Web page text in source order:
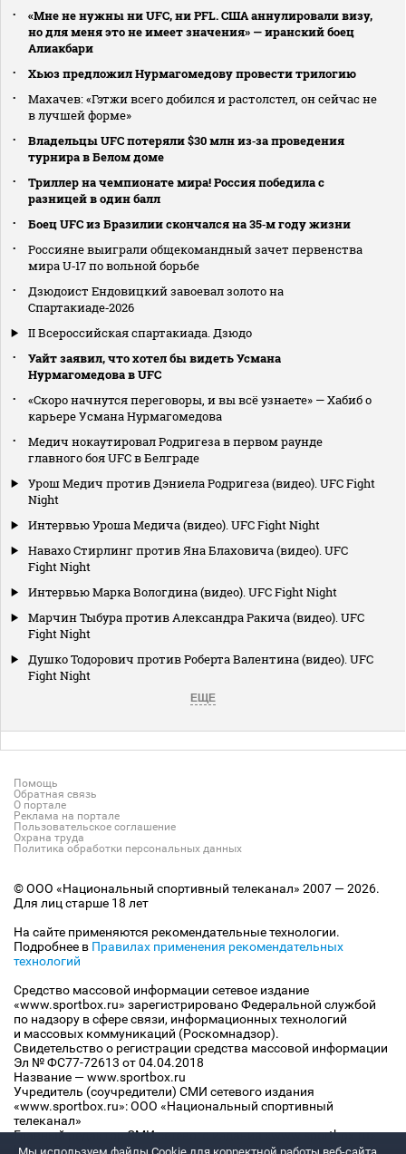
«Мне не нужны ни UFC, ни PFL. США аннулировали визу,
но для меня это не имеет значения» — иранский боец
Алиакбари
Хьюз предложил Нурмагомедову провести трилогию
Махачев: «Гэтжи всего добился и растолстел, он сейчас не
в лучшей форме»
Владельцы UFC потеряли $30 млн из‑за проведения
турнира в Белом доме
Триллер на чемпионате мира! Россия победила с
разницей в один балл
Боец UFC из Бразилии скончался на 35‑м году жизни
Россияне выиграли общекомандный зачет первенства
мира U‑17 по вольной борьбе
Дзюдоист Ендовицкий завоевал золото на
Спартакиаде‑2026
II Всероссийская спартакиада. Дзюдо
Уайт заявил, что хотел бы видеть Усмана
Нурмагомедова в UFC
«Скоро начнутся переговоры, и вы всё узнаете» — Хабиб о
карьере Усмана Нурмагомедова
Медич нокаутировал Родригеза в первом раунде
главного боя UFC в Белграде
Урош Медич против Дэниела Родригеза (видео). UFC Fight
Night
Интервью Уроша Медича (видео). UFC Fight Night
Навахо Стирлинг против Яна Блаховича (видео). UFC
Fight Night
Интервью Марка Вологдина (видео). UFC Fight Night
Марчин Тыбура против Александра Ракича (видео). UFC
Fight Night
Душко Тодорович против Роберта Валентина (видео). UFC
Fight Night
ЕЩЕ
Помощь
Обратная связь
О портале
Реклама на портале
Пользовательское соглашение
Охрана труда
Политика обработки персональных данных
© ООО «Национальный спортивный телеканал» 2007 — 2026.
Для лиц старше 18 лет
На сайте применяются рекомендательные технологии.
Подробнее в Правилах применения рекомендательных
технологий
Средство массовой информации сетевое издание
«www.sportbox.ru» зарегистрировано Федеральной службой
по надзору в сфере связи, информационных технологий
и массовых коммуникаций (Роскомнадзор).
Свидетельство о регистрации средства массовой информации
Эл № ФС77-72613 от 04.04.2018
Название — www.sportbox.ru
Учредитель (соучредители) СМИ сетевого издания
«www.sportbox.ru»: ООО «Национальный спортивный
телеканал»
Главный редактор СМИ сетевого издания «www.sportbox.ru»:
Конов В.А.